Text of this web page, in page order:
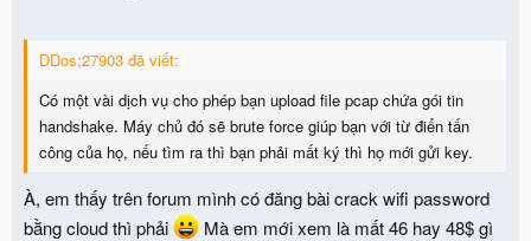
DDos;27903 đã viết:
Có một vài dịch vụ cho phép bạn upload file pcap chứa gói tin
handshake. Máy chủ đó sẽ brute force giúp bạn với từ điển tấn
công của họ, nếu tìm ra thì bạn phải mất ký thì họ mới gửi key.
À, em thấy trên forum mình có đăng bài crack wifi password
bằng cloud thì phải
Mà em mới xem là mất 46 hay 48$ gì